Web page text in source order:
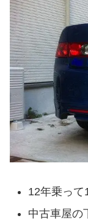
12年乗って
中古車屋の